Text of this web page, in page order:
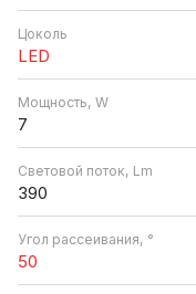
Цоколь
LED
Мощность, W
7
Световой поток, Lm
390
Угол рассеивания, °
50